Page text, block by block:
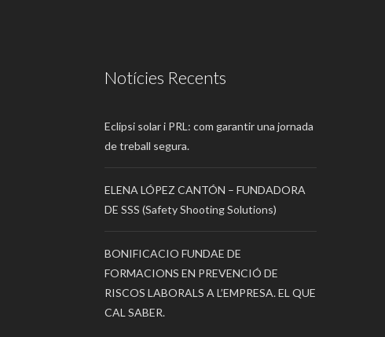
Notícies Recents
Eclipsi solar i PRL: com garantir una jornada
de treball segura.
ELENA LÓPEZ CANTÓN – FUNDADORA
DE SSS (Safety Shooting Solutions)
BONIFICACIO FUNDAE DE
FORMACIONS EN PREVENCIÓ DE
RISCOS LABORALS A L’EMPRESA. EL QUE
CAL SABER.